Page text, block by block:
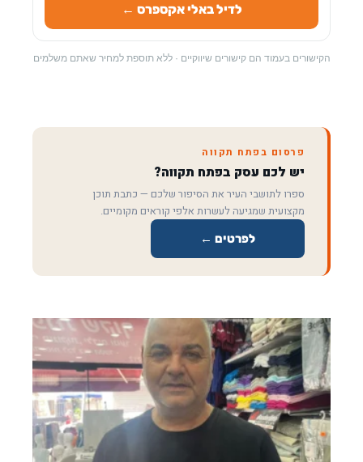
לדיל באלי אקספרס ←
הקישורים בעמוד הם קישורים שיווקיים · ללא תוספת למחיר שאתם משלמים
פרסום בפתח תקווה
יש לכם עסק בפתח תקווה?
ספרו לתושבי העיר את הסיפור שלכם — כתבת תוכן
מקצועית שמגיעה לעשרות אלפי קוראים מקומיים.
לפרטים ←